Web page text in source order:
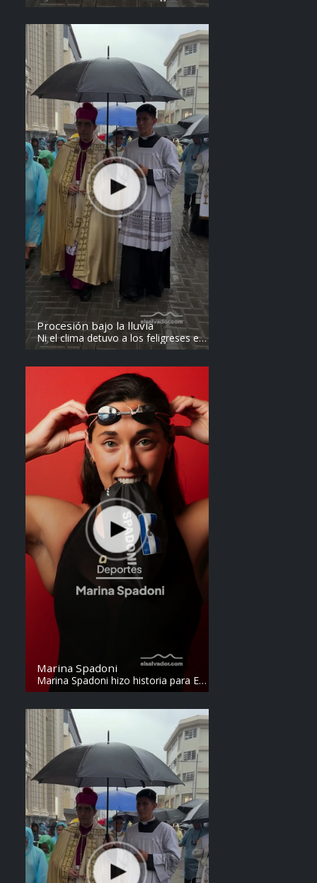
el recorrido del Divino Salvador del
Steven Anzora
Procesión bajo la lluvia
Ni el clima detuvo a los feligreses en
el recorrido del Divino Salvador del
Marina Spadoni
Marina Spadoni hizo historia para El
Salvador. Ganó el oro en los 50
de los Juegos Centroamericanos y
del Caribe.